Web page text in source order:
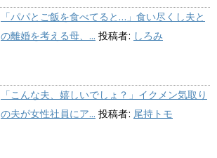
「パパとご飯を食べてると…」食い尽くし夫と
の離婚を考える母、... 投稿者: しろみ
「こんな夫、嬉しいでしょ？」イクメン気取り
の夫が女性社員にア... 投稿者: 尾持トモ